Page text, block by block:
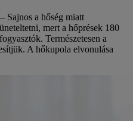
Sajnos a hőség miatt
mert a hőprések 180
Természetesen a
A hőkupola elvonulása